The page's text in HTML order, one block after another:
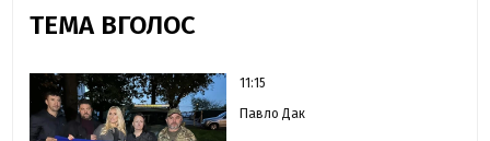
ТЕМА ВГОЛОС
11:15
Павло Дак